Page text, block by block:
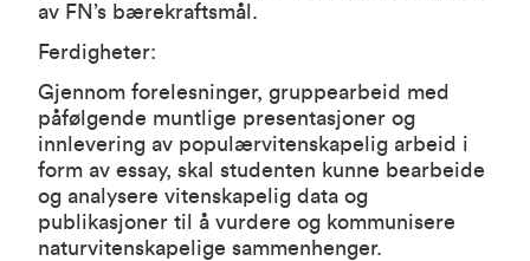
av FN’s bærekraftsmål.
Ferdigheter:
Gjennom forelesninger, gruppearbeid med
påfølgende muntlige presentasjoner og
innlevering av populærvitenskapelig arbeid i
form av essay, skal studenten kunne bearbeide
og analysere vitenskapelig data og
publikasjoner til å vurdere og kommunisere
naturvitenskapelige sammenhenger.